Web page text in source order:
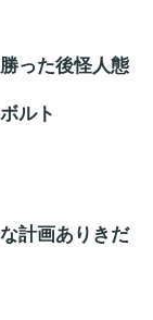
った後怪人態
ルト
計画ありきだ